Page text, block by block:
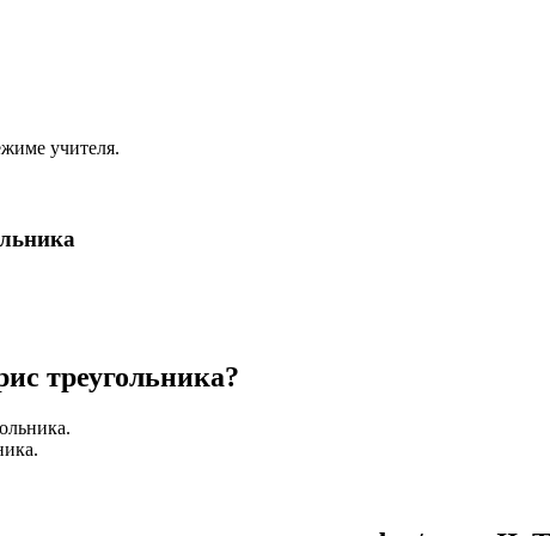
учителя.
треугольника?